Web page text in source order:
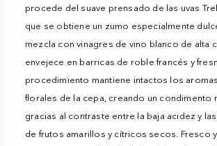
procede del suave prensado de las uvas
que se obtiene un zumo especialmente
mezcla con vinagres de vino blanco de alta
envejece en barricas de roble francés y
procedimiento mantiene intactos los
florales de la cepa, creando un condimento
gracias al contraste entre la baja acidez y
de frutos amarillos y cítricos secos. Fresco